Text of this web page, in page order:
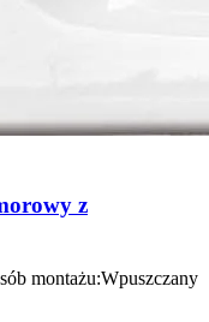
z
montażu:Wpuszczany